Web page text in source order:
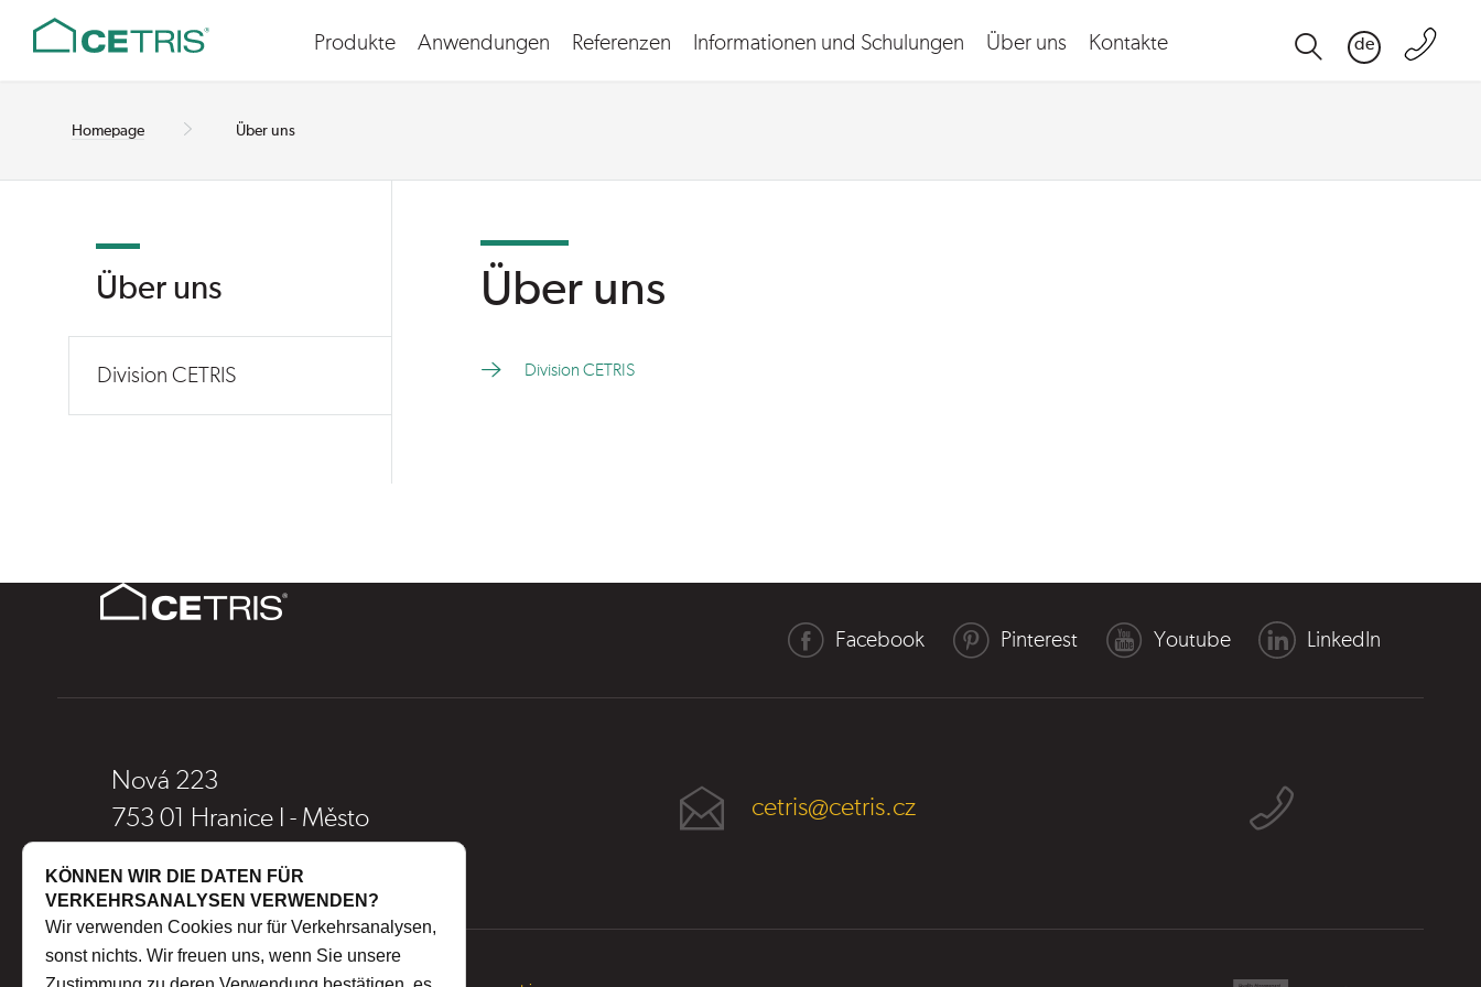
Čeština Deutsch English
Cetris Produkte Anwendungen Referenzen Informationen und Schulungen Über uns Kontakte de
Homepage Über uns
Über uns
Division CETRIS
Über uns
Division CETRIS
LinkedIn
Youtube
Pinterest
Facebook
Nová 223
753 01 Hranice I - Město
cetris@cetris.cz
KÖNNEN WIR DIE DATEN FÜR
VERKEHRSANALYSEN VERWENDEN?
Wir verwenden Cookies nur für Verkehrsanalysen,
sonst nichts. Wir freuen uns, wenn Sie unsere